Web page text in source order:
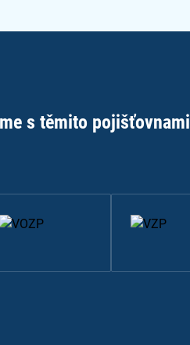
s těmito pojišťovnami